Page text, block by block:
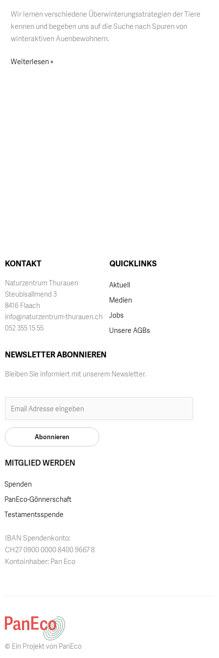
Wir lernen verschiedene Überwinterungsstrategien der Tiere
kennen und begeben uns auf die Suche nach Spuren von
winteraktiven Auenbewohnern.
Weiterlesen »
KONTAKT
Naturzentrum Thurauen
Steubisallmend 3
8416 Flaach
info@naturzentrum-thurauen.ch
052 355 15 55
QUICKLINKS
Aktuell
Medien
Jobs
Unsere AGBs
NEWSLETTER ABONNIEREN
Bleiben Sie informiert mit unserem Newsletter.
MITGLIED WERDEN
Spenden
PanEco-Gönnerschaft
Testamentsspende
IBAN Spendenkonto:
CH27 0900 0000 8400 9667 8
Kontoinhaber: Pan Eco
© Ein Projekt von PanEco